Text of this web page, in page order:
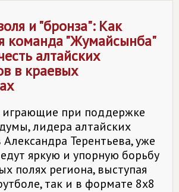
и "бронза": Как
команда "Жумайсынба"
алтайских
в краевых
играющие при поддержке
лидера алтайских
Терентьева, уже
яркую и упорную борьбу
полях региона, выступая
так и в формате 8х8